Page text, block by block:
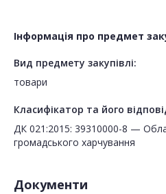
Інформація про предмет
Вид предмету закупівлі:
товари
Класифікатор та його
ДК 021:2015: 39310000-8 —
громадського харчування
Документи